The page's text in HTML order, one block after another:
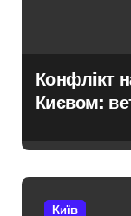
Конфлікт
Києвом:
Київ